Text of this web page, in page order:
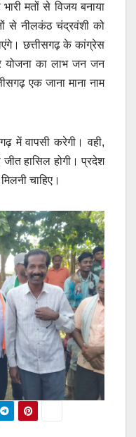
मतों से विजय बनाया
से नीलकंठ चंद्रवंशी को
छत्तीसगढ़ के कांग्रेस
योजना का लाभ जन जन
एक जाना माना नाम
में वापसी करेगी। वही,
हासिल होगी। प्रदेश
चाहिए।